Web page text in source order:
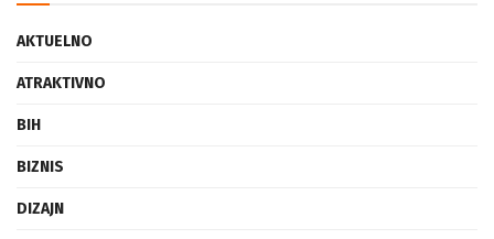
AKTUELNO
ATRAKTIVNO
BIH
BIZNIS
DIZAJN